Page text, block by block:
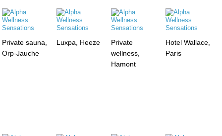
Private sauna,
Orp-Jauche
Luxpa, Heeze
Private
wellness,
Hamont
Hotel Wallace,
Paris